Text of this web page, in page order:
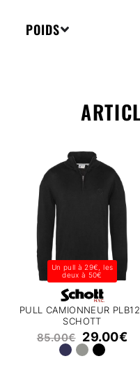
POIDS
Un pull à 29€, les
deux à 50€
PULL CAMIONNEUR
SCHOTT
85.00€ 29.00€